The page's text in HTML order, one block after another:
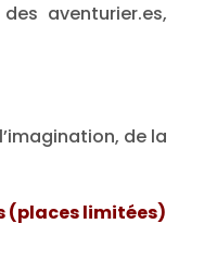
aventurier.es,
de la
(places limitées)